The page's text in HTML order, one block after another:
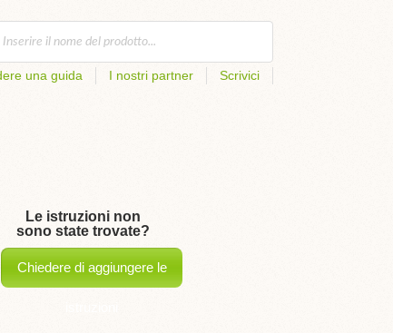
una guida I nostri partner Scrivici
Le istruzioni non
sono state trovate?
Chiedere di aggiungere le